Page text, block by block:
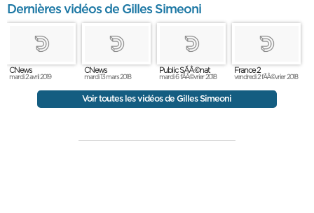
Dernières vidéos de Gilles Simeoni
CNews
mardi 2 avril 2019
CNews
mardi 13 mars 2018
Public SÃÂ©nat
mardi 6 fÃÂ©vrier 2018
France 2
vendredi 2 fÃÂ©vrier 2018
Voir toutes les vidéos de Gilles Simeoni